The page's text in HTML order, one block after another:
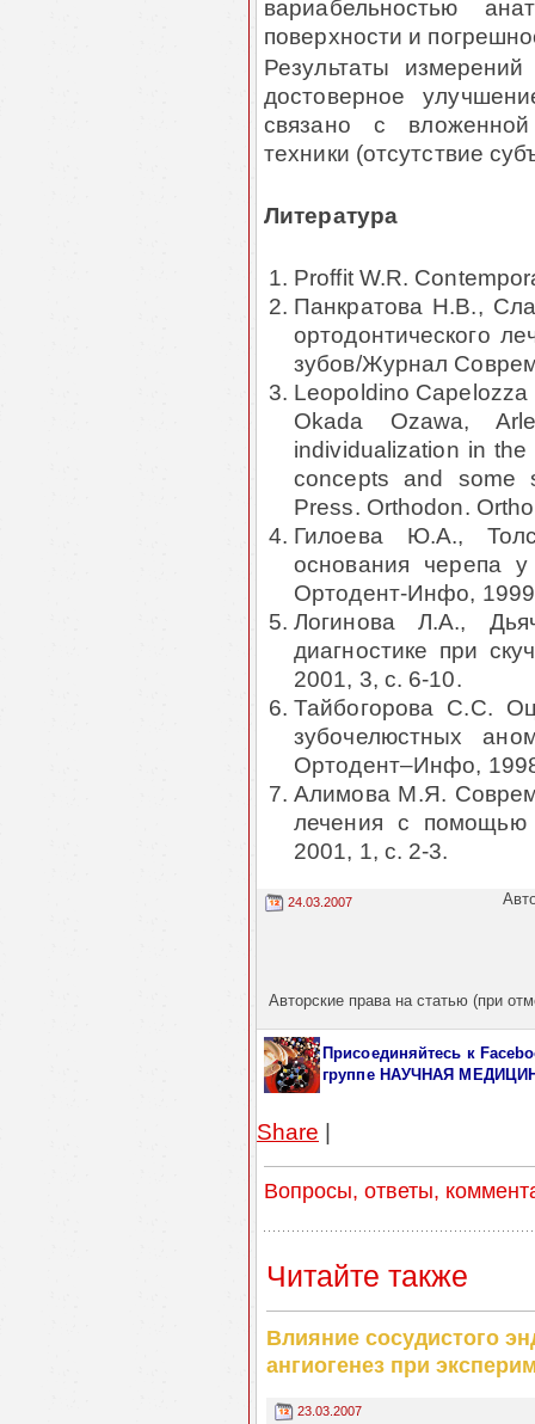
вариабельностью
поверх­ности и
Результаты
достоверное
связано с
техники (отсутствие
Литература
Proffit W.R.
Панкратова Н.В.,
ортодонтического
зубов/Жур­нал
Leopoldino Capelozza
Okada Ozawa,
individualization in
concepts and some
Press. Orthodon.
Гилоева Ю.А.,
основания черепа
Ортодент-Инфо,
Логинова Л.А.,
диагностике при
2001, 3, с. 6-10.
Тайбогорова С.С.
зубочелюстных
Ортодент–Инфо,
Алимова М.Я.
лечения с помощью
2001, 1, с. 2-3.
24.03.2007
Авторские права на статью (при
Присоединяйтесь к
группе НАУЧНАЯ
Share |
Вопросы, ответы,
Читайте также
Влияние сосудистого
ангиогенез при
23.03.2007